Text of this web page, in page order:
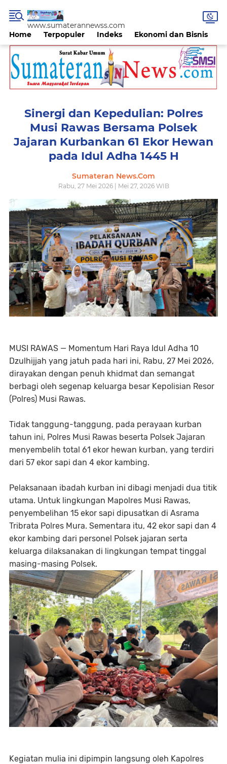
Home Terpopuler Indeks Ekonomi dan Bisnis
www.sumaterannewss.com
Sinergi dan Kepedulian: Polres
Musi Rawas Bersama Polsek
Jajaran Kurbankan 61 Ekor Hewan
pada Idul Adha 1445 H
Sumateran News.Com
Rabu, 27 Mei 2026 | Mei 27, 2026 WIB
​MUSI RAWAS — Momentum Hari Raya Idul Adha 10
Dzulhijjah yang jatuh pada hari ini, Rabu, 27 Mei 2026,
dirayakan dengan penuh khidmat dan semangat
berbagi oleh segenap keluarga besar Kepolisian Resor
(Polres) Musi Rawas.
Tidak tanggung-tanggung, pada perayaan kurban
tahun ini, Polres Musi Rawas beserta Polsek Jajaran
menyembelih total 61 ekor hewan kurban, yang terdiri
dari 57 ekor sapi dan 4 ekor kambing.
​Pelaksanaan ibadah kurban ini dibagi menjadi dua titik
utama. Untuk lingkungan Mapolres Musi Rawas,
penyembelihan 15 ekor sapi dipusatkan di Asrama
Tribrata Polres Mura. Sementara itu, 42 ekor sapi dan 4
ekor kambing dari personel Polsek jajaran serta
keluarga dilaksanakan di lingkungan tempat tinggal
masing-masing Polsek.
​Kegiatan mulia ini dipimpin langsung oleh Kapolres